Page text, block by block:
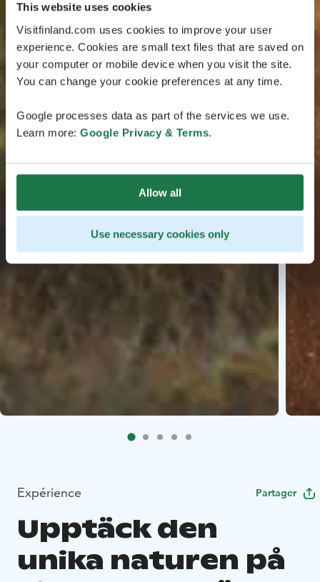
This website uses cookies
Visitfinland.com uses cookies to improve your user
experience. Cookies are small text files that are saved on
your computer or mobile device when you visit the site.
You can change your cookie preferences at any time.
Google processes data as part of the services we use.
Learn more: Google Privacy & Terms.
Allow all
Use necessary cookies only
Expérience Partager
Upptäck den
unika naturen på